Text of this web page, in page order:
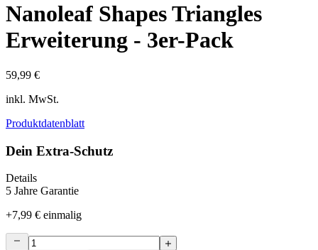
Nanoleaf Shapes Triangles
Erweiterung - 3er-Pack
59,99 €
inkl. MwSt.
Produktdatenblatt
Dein Extra-Schutz
Details
5 Jahre Garantie
+7,99 € einmalig